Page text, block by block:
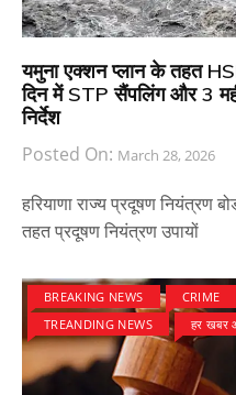
यमुना एक्शन प्लान के तहत
दिन में STP सैंपलिंग और 3
निर्देश
Posted On: March 28, 2026
हरियाणा राज्य प्रदूषण नियंत्रण
तहत प्रदूषण नियंत्रण उपायों
BREAKING NEWS CRIME
TREANDING NEWS
हर खबर